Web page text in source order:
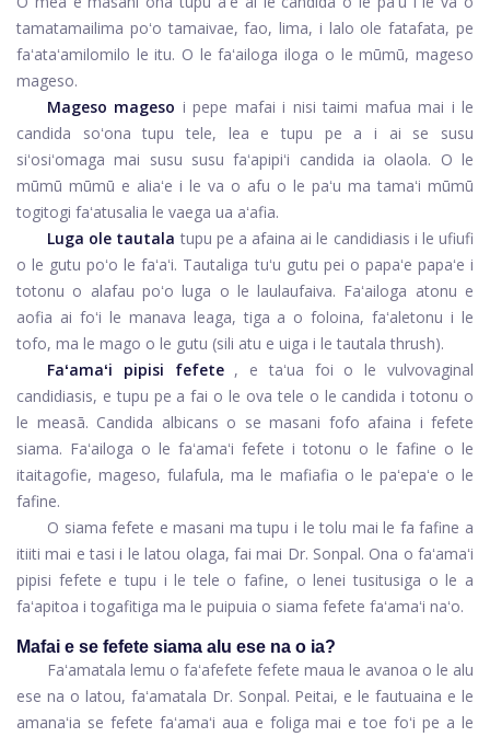
tamatamailima poʻo tamaivae, fao, lima, i lalo ole fatafata, pe
faʻataʻamilomilo le itu. O le faʻailoga iloga o le mūmū, mageso
mageso.
Mageso mageso i pepe mafai i nisi taimi mafua mai i le
candida soʻona tupu tele, lea e tupu pe a i ai se susu
siʻosiʻomaga mai susu susu faʻapipiʻi candida ia olaola. O le
mūmū mūmū e aliaʻe i le va o afu o le paʻu ma tamaʻi mūmū
togitogi faʻatusalia le vaega ua aʻafia.
Luga ole tautala tupu pe a afaina ai le candidiasis i le ufiufi
o le gutu poʻo le faʻaʻi. Tautaliga tuʻu gutu pei o papaʻe papaʻe i
totonu o alafau poʻo luga o le laulaufaiva. Faʻailoga atonu e
aofia ai foʻi le manava leaga, tiga a o foloina, faʻaletonu i le
tofo, ma le mago o le gutu (sili atu e uiga i le tautala thrush).
Faʻamaʻi pipisi fefete , e taʻua foi o le vulvovaginal
candidiasis, e tupu pe a fai o le ova tele o le candida i totonu o
le measā. Candida albicans o se masani fofo afaina i fefete
siama. Faʻailoga o le faʻamaʻi fefete i totonu o le fafine o le
itaitagofie, mageso, fulafula, ma le mafiafia o le paʻepaʻe o le
fafine.
O siama fefete e masani ma tupu i le tolu mai le fa fafine a
itiiti mai e tasi i le latou olaga, fai mai Dr. Sonpal. Ona o faʻamaʻi
pipisi fefete e tupu i le tele o fafine, o lenei tusitusiga o le a
faʻapitoa i togafitiga ma le puipuia o siama fefete faʻamaʻi naʻo.
Mafai e se fefete siama alu ese na o ia?
Faʻamatala lemu o faʻafefete fefete maua le avanoa o le alu
ese na o latou, faʻamatala Dr. Sonpal. Peitai, e le fautuaina e le
amanaʻia se fefete faʻamaʻi aua e foliga mai e toe foʻi pe a le